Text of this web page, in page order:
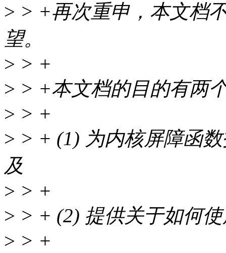
> > +再次重申，本文档
望。
> > +
> > +本文档的目的有两
> > +
> > + (1) 为内核屏障函
及
> > +
> > + (2) 提供关于如何
> > +